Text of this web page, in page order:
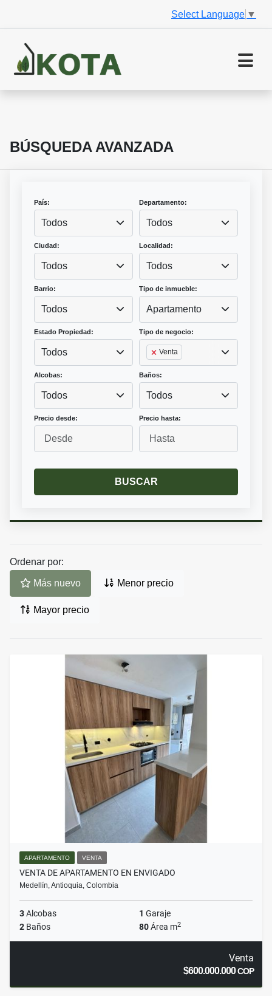
Select Language ▼
BÚSQUEDA AVANZADA
País:
Todos
Departamento:
Todos
Ciudad:
Todos
Localidad:
Todos
Barrio:
Todos
Tipo de inmueble:
Apartamento
Estado Propiedad:
Todos
Tipo de negocio:
Venta
Alcobas:
Todos
Baños:
Todos
Precio desde: Precio hasta:
BUSCAR
Ordenar por:
Más nuevo Menor precio
Mayor precio
APARTAMENTO VENTA
VENTA DE APARTAMENTO EN ENVIGADO
Medellín, Antioquia, Colombia
3Alcobas 1 Garaje
2 Baños 80Área m2
Venta
$600.000.000COP